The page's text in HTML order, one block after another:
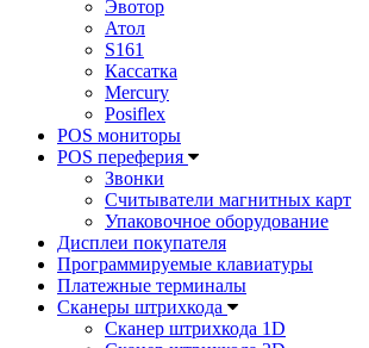
Эвотор
Атол
S161
Кассатка
Mercury
Posiflex
POS мониторы
POS переферия
Звонки
Считыватели магнитных карт
Упаковочное оборудование
Дисплеи покупателя
Программируемые клавиатуры
Платежные терминалы
Сканеры штрихкода
Сканер штрихкода 1D